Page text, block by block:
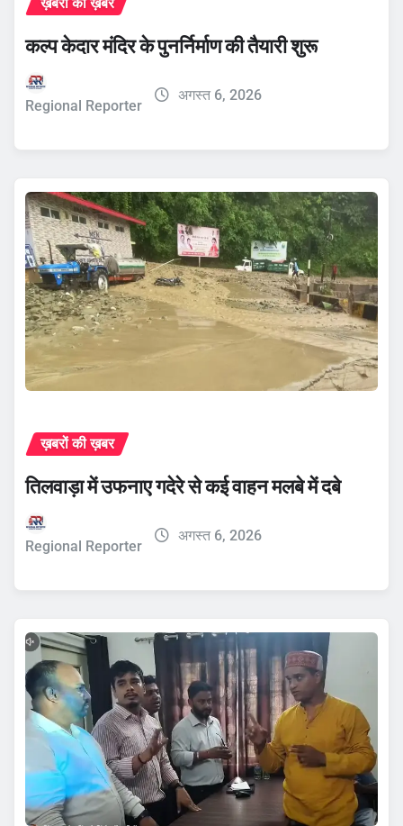
कल्प केदार मंदिर के पुनर्निर्माण की तैयारी शुरू
Regional Reporter
अगस्त 6, 2026
ख़बरों की ख़बर
तिलवाड़ा में उफनाए गदेरे से कई वाहन मलबे में दबे
Regional Reporter
अगस्त 6, 2026